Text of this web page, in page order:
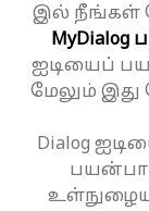
இல் நீங்கள்
MyDialog
ஐடியைப்
மேலும் இது
Dialog
உள்நுழைய